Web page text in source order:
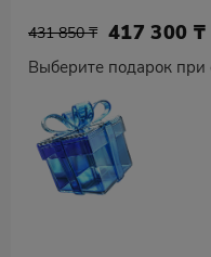
431 850 ₸ 417 300 ₸
Выберите подарок